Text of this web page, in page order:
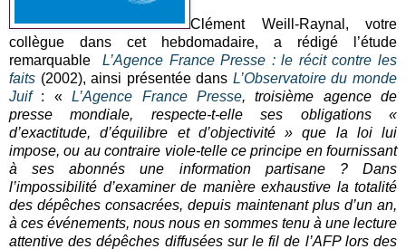
Clément Weill-Raynal, votre
collègue dans cet hebdomadaire, a rédigé l’étude
remarquableL’Agence France Presse : le récit contre les
faits (2002), ainsi présentée dans L’Observatoire du monde
Juif
: «L’Agence France Presse, troisième agence de
presse mondiale, respecte-t-elle ses obligations «
d’exactitude, d’équilibre et d’objectivité » que la loi lui
impose, ou au contraire viole-telle ce principe en fournissant
à ses abonnés une information partisane ? Dans
l’impossibilité d’examiner de manière exhaustive la totalité
des dépêches consacrées, depuis maintenant plus d’un an,
à ces événements, nous nous en sommes tenu à une lecture
attentive des dépêches diffusées sur le fil de l’AFP lors des